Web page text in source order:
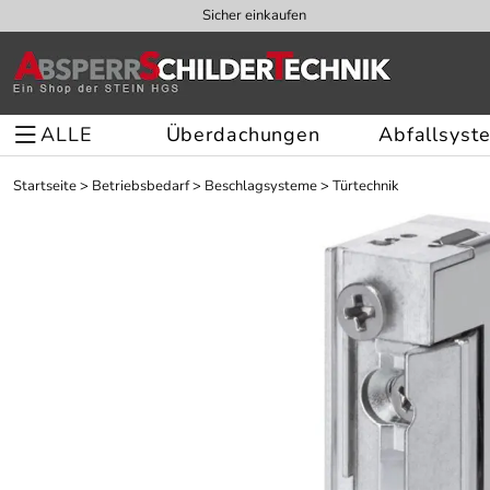
Sicher einkaufen
ALLE Überdachungen
Startseite> Betriebsbedarf> Beschlagsysteme> Türtechnik